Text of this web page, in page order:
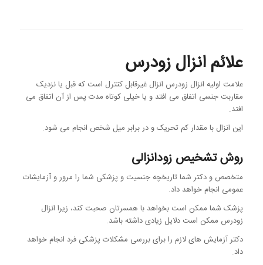
علائم انزال زودرس
علامت اولیه انزال زودرس انزال غیرقابل کنترل است که قبل یا نزدیک
مقاربت جنسی اتفاق می افتد و یا خیلی کوتاه مدت پس از آن اتفاق می
افتد.
این انزال با مقدار کم تحریک و در برابر میل شخص انجام می شود.
روش تشخیص زودانزالی
متخصص و دکتر شما تاریخچه جنسیت و پزشکی شما را مرور و آزمایشات
عمومی انجام خواهد داد.
پزشک شما ممکن است بخواهد با همسرتان صحبت کند، زیرا انزال
زودرس ممکن است دلایل زیادی داشته باشد.
دکتر آزمایش های لازم را برای بررسی مشکلات پزشکی فرد انجام خواهد
داد.